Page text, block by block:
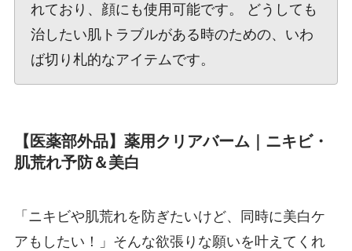
れており、顔にも使用可能です。 どうしても
治したい肌トラブルがある時のための、いわ
ば切り札的なアイテムです。
【医薬部外品】薬用クリアバーム｜ニキビ・
肌荒れ予防＆美白
「ニキビや肌荒れを防ぎたいけど、同時に美白ケ
アもしたい！」そんな欲張りな願いを叶えてくれ